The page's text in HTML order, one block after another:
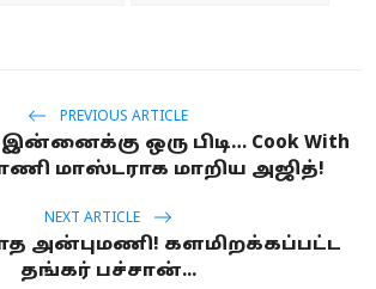
PREVIOUS ARTICLE
இன்னைக்கு ஒரு பிடி… Cook With
மாஸ்டராக மாறிய அஜித்!
NEXT ARTICLE
அன்புமணி! களமிறக்கப்பட்ட
தங்கர் பச்சான்...